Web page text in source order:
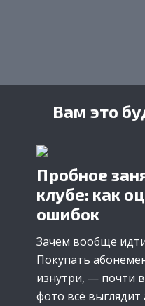
Вам это
Пробное
клубе: как
ошибок
Зачем вообще
Покупать
изнутри, — почти
фото всё